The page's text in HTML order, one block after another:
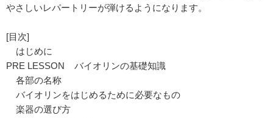
やさしいレパートリーが弾けるようになります。
[目次]
はじめに
PRE LESSON バイオリンの基礎知識
各部の名称
バイオリンをはじめるために必要なもの
楽器の選び方